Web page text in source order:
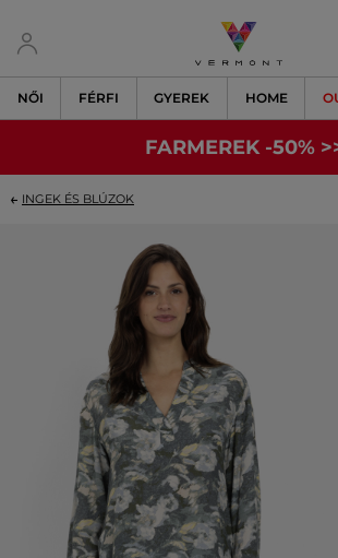
NŐI FÉRFI GYEREK HOME
FARMEREK -50%
INGEK ÉS BLÚZOK